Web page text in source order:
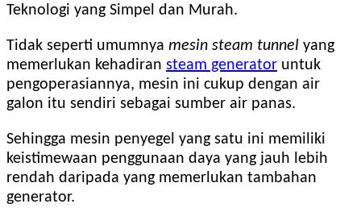
Teknologi yang Simpel dan Murah.
Tidak seperti umumnya mesin steam tunnel yang
memerlukan kehadiran steam generator untuk
pengoperasiannya, mesin ini cukup dengan air
galon itu sendiri sebagai sumber air panas.
Sehingga mesin penyegel yang satu ini memiliki
keistimewaan penggunaan daya yang jauh lebih
rendah daripada yang memerlukan tambahan
generator.